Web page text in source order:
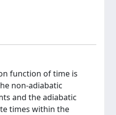
function of time is
non-adiabatic
and the adiabatic
times within the